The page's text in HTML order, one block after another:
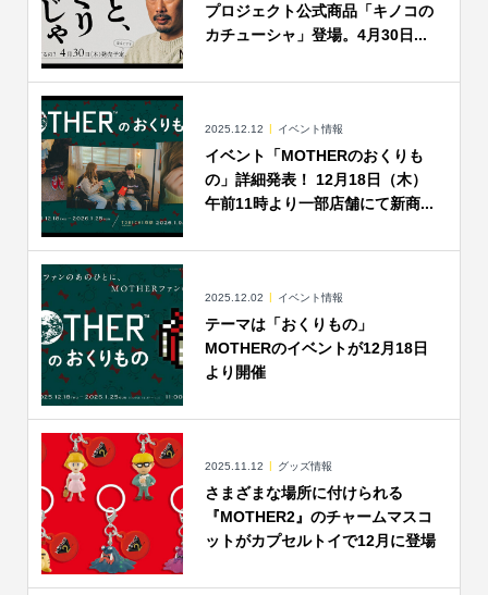
プロジェクト公式商品「キノコの
カチューシャ」登場。4月30日...
2025.12.12 イベント情報
イベント「MOTHERのおくりも
の」詳細発表！ 12月18日（木）
午前11時より一部店舗にて新商...
2025.12.02 イベント情報
テーマは「おくりもの」
MOTHERのイベントが12月18日
より開催
2025.11.12 グッズ情報
さまざまな場所に付けられる
『MOTHER2』のチャームマスコ
ットがカプセルトイで12月に登場